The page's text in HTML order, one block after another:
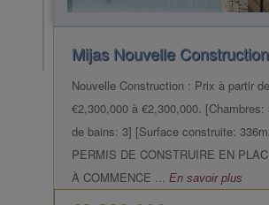
Mijas Nouvelle Construction
Nouvelle Construction : Prix à partir de
€2,300,000 à €2,300,000.
de bains: 3] [Surface construite:
PERMIS DE CONSTRUIRE EN
À COMMENCE ...
En savoir plus